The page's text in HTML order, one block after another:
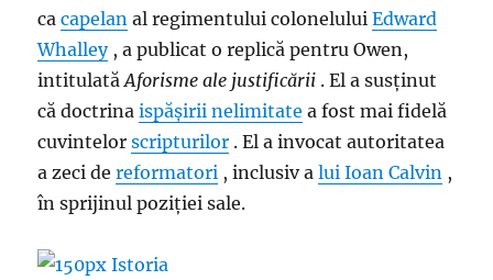
cacapelan al regimentului coloneluluiEdward
Whalley, a publicat o replică pentru Owen,
intitulatăAforisme ale justificării . El a susținut
că doctrinaispășirii nelimitate a fost mai fidelă
cuvintelorscripturilor . El a invocat autoritatea
a zeci dereformatori , inclusiv alui Ioan Calvin ,
în sprijinul poziției sale.